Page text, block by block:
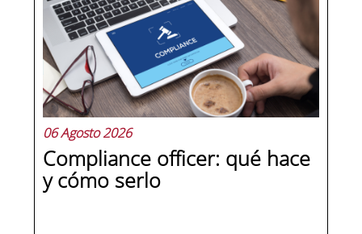
la antigüedad, sino en un conjunto de
competencias que se pueden
aprender, practicar y medir. Si te
preguntas qué separa a un directivo...
06 Agosto 2026
Compliance officer: qué hace
y cómo serlo